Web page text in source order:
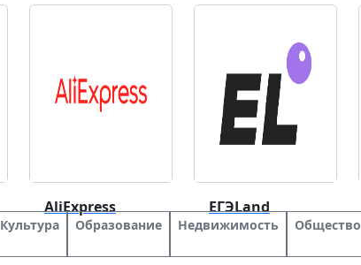
AliExpress ЕГЭLand
Культура Образование Недвижимость Общество